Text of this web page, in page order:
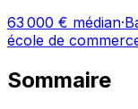
63 000 € médian·
école de
Sommaire